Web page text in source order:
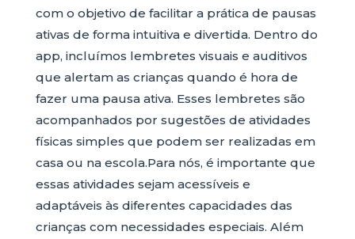
com o objetivo de facilitar a prática de pausas
ativas de forma intuitiva e divertida. Dentro do
app, incluímos lembretes visuais e auditivos
que alertam as crianças quando é hora de
fazer uma pausa ativa. Esses lembretes são
acompanhados por sugestões de atividades
físicas simples que podem ser realizadas em
casa ou na escola.Para nós, é importante que
essas atividades sejam acessíveis e
adaptáveis às diferentes capacidades das
crianças com necessidades especiais. Além